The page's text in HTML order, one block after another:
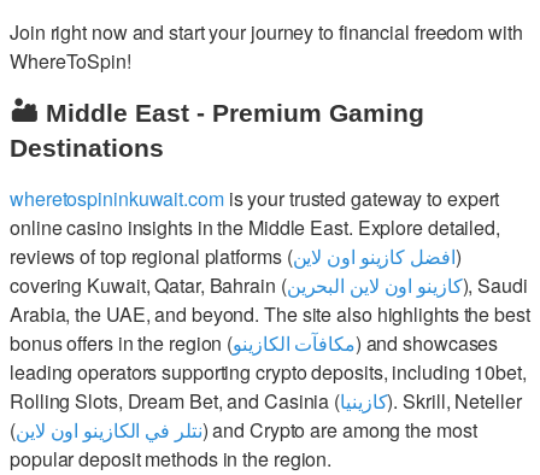
Join right now and start your journey to financial freedom with
WhereToSpin!
🏜️ Middle East - Premium Gaming
Destinations
wheretospininkuwait.comis your trusted gateway to expert
online casino insights in the Middle East. Explore detailed,
reviews of top regional platforms (افضل كازينو اون لاين)
covering Kuwait, Qatar, Bahrain (كازينو اون لاين البحرين), Saudi
Arabia, the UAE, and beyond. The site also highlights the best
bonus offers in the region (مكافآت الكازينو) and showcases
leading operators supporting crypto deposits, including 10bet,
Rolling Slots, Dream Bet, and Casinia (كازينيا). Skrill, Neteller
(نتلر في الكازينو اون لاين) and Crypto are among the most
popular deposit methods in the region.